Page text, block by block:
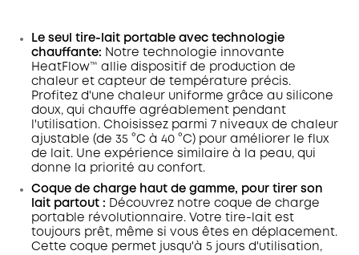
Off
Code:
COPY
Le seul tire-lait portable avec technologie
chauffante: Notre technologie innovante
HeatFlow™ allie dispositif de production de
chaleur et capteur de température précis.
Profitez d'une chaleur uniforme grâce au silicone
doux, qui chauffe agréablement pendant
l'utilisation. Choisissez parmi 7 niveaux de chaleur
ajustable (de 35 °C à 40 °C) pour améliorer le flux
de lait. Une expérience similaire à la peau, qui
donne la priorité au confort.
Coque de charge haut de gamme, pour tirer son
lait partout : Découvrez notre coque de charge
portable révolutionnaire. Votre tire-lait est
toujours prêt, même si vous êtes en déplacement.
Cette coque permet jusqu'à 5 jours d'utilisation,